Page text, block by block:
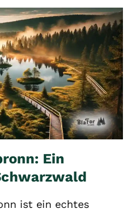
Ein
ist ein echtes